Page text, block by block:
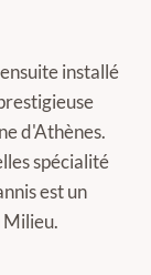
installé
d'Athènes.
spécialité
est un